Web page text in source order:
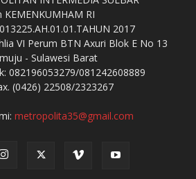
KEMENKUMHAM RI
2017
VI Perum BTN Axuri Blok E No 13
- Sulawesi Barat
082196053279/081242608889
(0426) 22508/2323267
metropolita35@gmail.com